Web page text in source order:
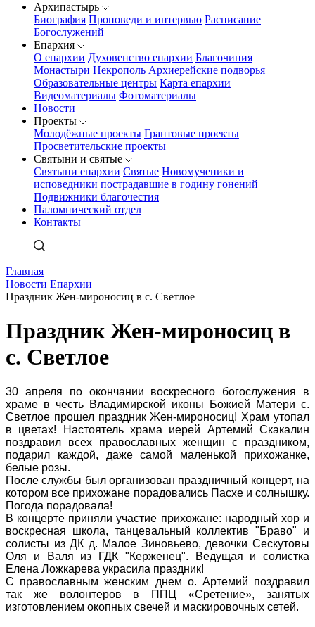
Архипастырь
Биография Проповеди и интервью Расписание
Богослужений
Епархия
О епархии Духовенство епархии Благочиния
Монастыри Некрополь Архиерейские подворья
Образовательные центры Карта епархии
Видеоматериалы Фотоматериалы
Новости
Проекты
Молодёжные проекты Грантовые проекты
Просветительские проекты
Святыни и святые
Святыни епархии Святые Новомученики и
исповедники пострадавшие в годину гонений
Подвижники благочестия
Паломнический отдел
Контакты
Главная
Новости Епархии
Праздник Жен-мироносиц в с. Светлое
Праздник Жен-мироносиц в
с. Светлое
30 апреля по окончании воскресного богослужения в
храме в честь Владимирской иконы Божией Матери с.
Светлое прошел праздник Жен-мироносиц! Храм утопал
в цветах! Настоятель храма иерей Артемий Скакалин
поздравил всех православных женщин с праздником,
подарил каждой, даже самой маленькой прихожанке,
белые розы.
После службы был организован праздничный концерт, на
котором все прихожане порадовались Пасхе и солнышку.
Погода порадовала!
В концерте приняли участие прихожане: народный хор и
воскресная школа, танцевальный коллектив "Браво" и
солисты из ДК д. Малое Зиновьево, девочки Сескутовы
Оля и Валя из ГДК "Керженец". Ведущая и солистка
Елена Ложкарева украсила праздник!
С православным женским днем о. Артемий поздравил
так же волонтеров в ППЦ «Сретение», занятых
изготовлением окопных свечей и маскировочных сетей.